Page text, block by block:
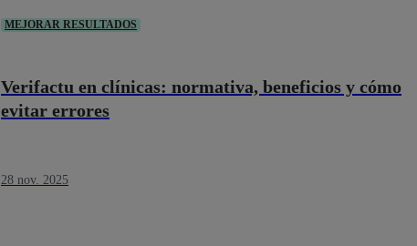
MEJORAR RESULTADOS
Verifactu en clínicas: normativa, beneficios y cómo
evitar errores
28 nov. 2025